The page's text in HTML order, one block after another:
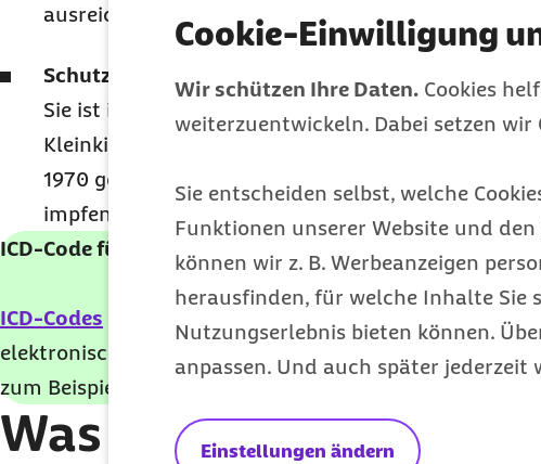
Cookie-Einwilligung
Wir schützen Ihre Daten. Cookies
weiterzuentwickeln. Dabei setzen wir
Sie entscheiden selbst, welche
Funktionen unserer Website und
können wir z. B. Werbeanzeigen
herausfinden, für welche Inhalte Sie
Nutzungserlebnis bieten können.
anpassen. Und auch später
Einstellungen ändern
ausreichender Flüssigkeitszufuhr.
Schutz:
Der sicherste Schutz ist die Masern-
Sie ist in Deutschland gesetzlich vorgeschrieben
Kleinkindalter in zwei Dosen verabreicht. Auch
1970 geboren wurden und keinen Impfschutz
impfen lassen.
ICD-Code für Masern: B05
ICD-Codes benennen medizinische Diagnosen
elektronischen Arbeitsunfähigkeitsbescheinigungen
zum Beispiel im Online-Portal oder in der App Ihrer
Was sind Masern?